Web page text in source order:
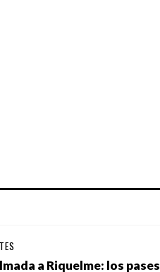
a Riquelme: los pases